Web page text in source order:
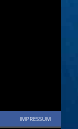
IMPRESSUM